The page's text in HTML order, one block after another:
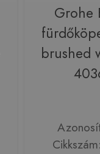
Grohe
brushed